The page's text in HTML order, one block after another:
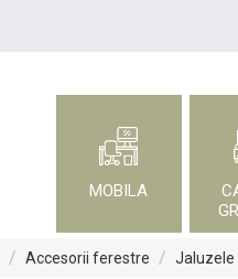
MOBILA
/ Accesorii ferestre / Jaluzele